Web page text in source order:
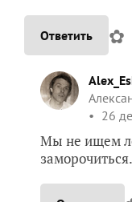
Ответить ✿
26
Мы не ищем